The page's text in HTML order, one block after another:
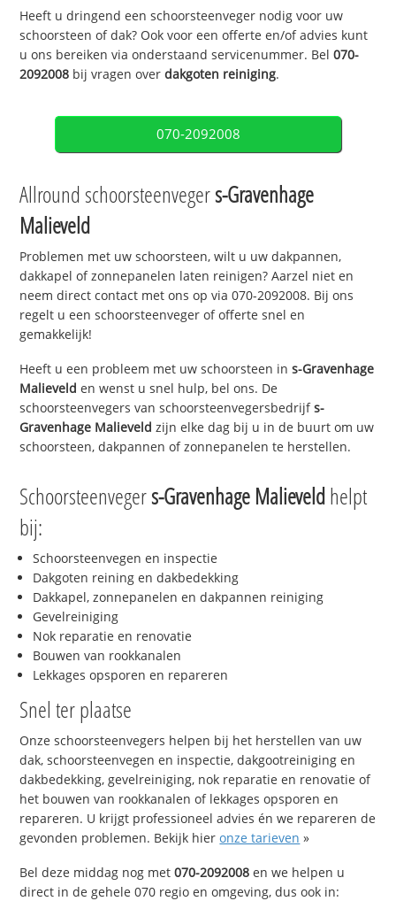
Heeft u dringend een schoorsteenveger nodig voor uw
schoorsteen of dak? Ook voor een offerte en/of advies kunt
u ons bereiken via onderstaand servicenummer. Bel070-
2092008 bij vragen overdakgoten reiniging.
070-2092008
Allround schoorsteenvegers-Gravenhage
Malieveld
Problemen met uw schoorsteen, wilt u uw dakpannen,
dakkapel of zonnepanelen laten reinigen? Aarzel niet en
neem direct contact met ons op via 070-2092008. Bij ons
regelt u een schoorsteenveger of offerte snel en
gemakkelijk!
Heeft u een probleem met uw schoorsteen ins-Gravenhage
Malieveld en wenst u snel hulp, bel ons. De
schoorsteenvegers van schoorsteenvegersbedrijfs-
Gravenhage Malieveld zijn elke dag bij u in de buurt om uw
schoorsteen, dakpannen of zonnepanelen te herstellen.
Schoorsteenvegers-Gravenhage Malieveldhelpt
bij:
Schoorsteenvegen en inspectie
Dakgoten reining en dakbedekking
Dakkapel, zonnepanelen en dakpannen reiniging
Gevelreiniging
Nok reparatie en renovatie
Bouwen van rookkanalen
Lekkages opsporen en repareren
Snel ter plaatse
Onze schoorsteenvegers helpen bij het herstellen van uw
dak, schoorsteenvegen en inspectie, dakgootreiniging en
dakbedekking, gevelreiniging, nok reparatie en renovatie of
het bouwen van rookkanalen of lekkages opsporen en
repareren. U krijgt professioneel advies én we repareren de
gevonden problemen. Bekijk hieronze tarieven »
Bel deze middag nog met070-2092008 en we helpen u
direct in de gehele 070 regio en omgeving, dus ook in: